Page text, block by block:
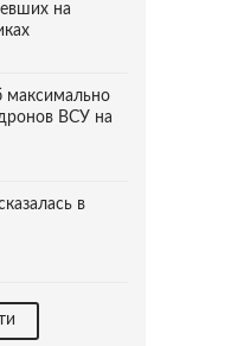
на
максимально
ВСУ на
в